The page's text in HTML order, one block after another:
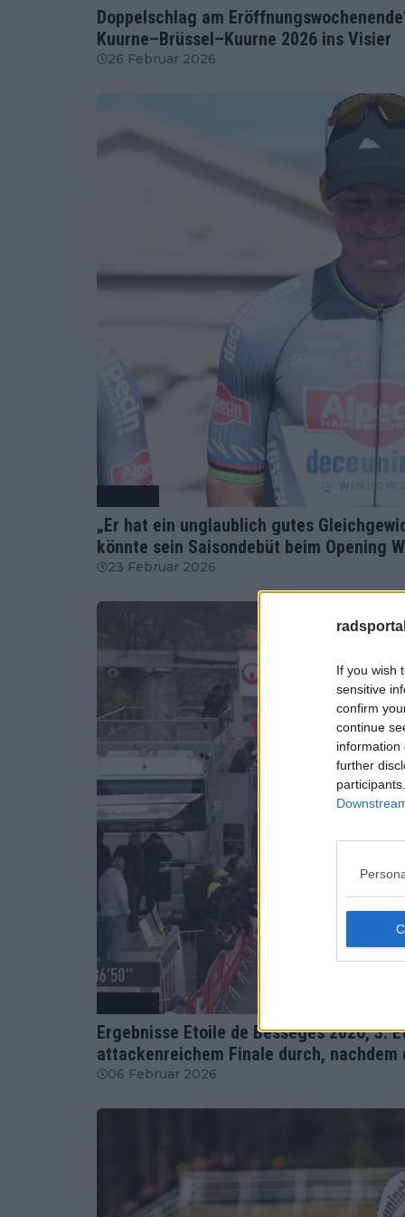
If you wish
sensitive
confirm
continue
information
further
Doppelschlag am
Kuurne–Brüssel–Kuurne 2026 ins Visier
26 Februar 2026
„Er hat ein unglaublich gutes
könnte sein Saisondebüt beim Opening
23 Februar 2026
Ergebnisse Etoile de Bessèges 2026, 3.
attackenreichem Finale durch,
06 Februar 2026